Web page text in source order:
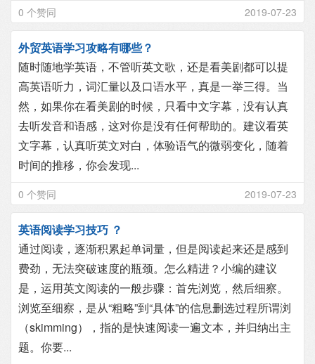
0 个赞同 2019-07-23
外贸英语学习攻略有哪些？
随时随地学英语，不管听英文歌，还是看美剧都可以提
高英语听力，词汇量以及口语水平，真是一举三得。当
然，如果你在看美剧的时候，只看中文字幕，没有认真
去听发音和语感，这对你是没有任何帮助的。建议看英
文字幕，认真听英文对白，体验语气的微弱变化，随着
时间的推移，你会发现...
0 个赞同 2019-07-23
英语阅读学习技巧 ？
通过阅读，逐渐积累起单词量，但是阅读起来还是感到
费劲，无法突破速度的瓶颈。怎么精进？小编的建议
是，运用英文阅读的一般步骤：首先浏览，然后细察。
浏览至细察，是从“粗略”到“具体”的信息删选过程所谓浏
（skimming），指的是快速阅读一遍文本，并归纳出主
题。你要...